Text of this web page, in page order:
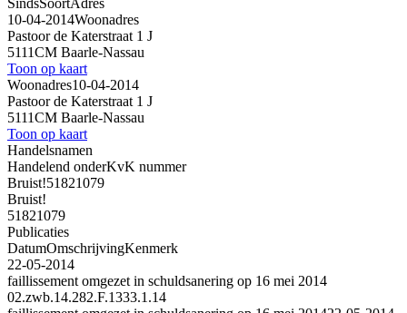
10-04-2014Woonadres
Pastoor de Katerstraat 1 J
5111CM Baarle-Nassau
Toon op kaart
Woonadres10-04-2014
Pastoor de Katerstraat 1 J
5111CM Baarle-Nassau
Toon op kaart
Handelsnamen
Handelend onderKvK nummer
Bruist!51821079
Bruist!
51821079
Publicaties
DatumOmschrijvingKenmerk
22-05-2014
faillissement omgezet in schuldsanering op 16 mei 2014
02.zwb.14.282.F.1333.1.14